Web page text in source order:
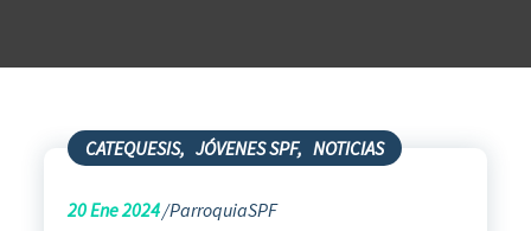
CATEQUESIS, JÓVENES SPF, NOTICIAS
20Ene 2024 ParroquiaSPF